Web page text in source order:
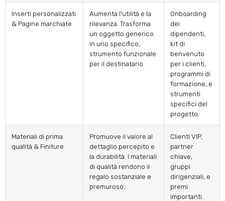
Inserti personalizzati
& Pagine marchiate
Aumenta l'utilità e la
rilevanza. Trasforma
un oggetto generico
in uno specifico,
strumento funzionale
per il destinatario.
Onboarding
dei
dipendenti,
kit di
benvenuto
per i clienti,
programmi di
formazione, e
strumenti
specifici del
progetto.
Materiali di prima
qualità & Finiture
Promuove il valore al
dettaglio percepito e
la durabilità. I materiali
di qualità rendono il
regalo sostanziale e
premuroso.
Clienti VIP,
partner
chiave,
gruppi
dirigenziali, e
premi
importanti.